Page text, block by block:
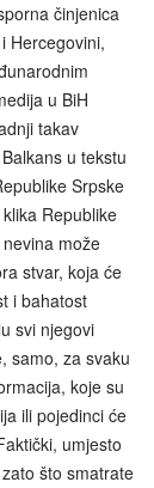
činjenica
Hercegovini,
u BiH
takav
u tekstu
Srpske
Republike
može
stvar, koja će
i bahatost
svi njegovi
samo, za svaku
koje su
ili pojedinci će
umjesto
što smatrate